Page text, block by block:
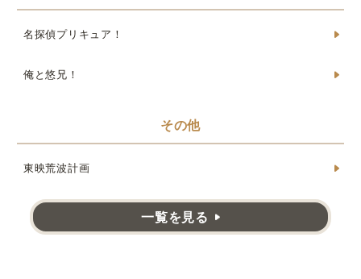
名探偵プリキュア！
俺と悠兄！
その他
東映荒波計画
一覧を見る